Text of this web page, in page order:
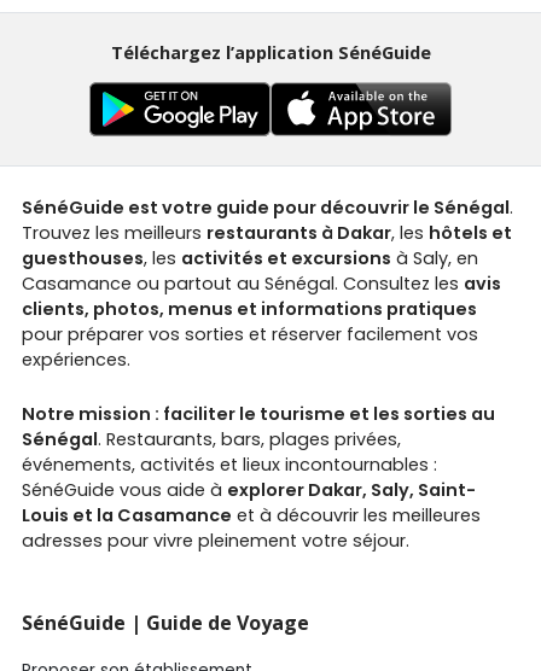
Téléchargez l’application SénéGuide
SénéGuide est votre guide pour découvrir le Sénégal.
Trouvez les meilleurs restaurants à Dakar, les hôtels et
guesthouses, les activités et excursions à Saly, en
Casamance ou partout au Sénégal. Consultez les avis
clients, photos, menus et informations pratiques
pour préparer vos sorties et réserver facilement vos
expériences.
Notre mission : faciliter le tourisme et les sorties au
Sénégal. Restaurants, bars, plages privées,
événements, activités et lieux incontournables :
SénéGuide vous aide à explorer Dakar, Saly, Saint-
Louis et la Casamance et à découvrir les meilleures
adresses pour vivre pleinement votre séjour.
SénéGuide | Guide de Voyage